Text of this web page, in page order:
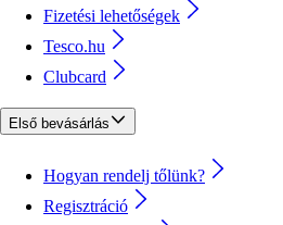
Fizetési lehetőségek
Tesco.hu
Clubcard
Első bevásárlás
Hogyan rendelj tőlünk?
Regisztráció